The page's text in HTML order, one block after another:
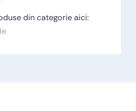
din categorie aici: